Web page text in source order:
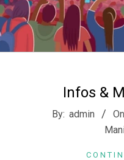
Infos &
2026-
By: admin